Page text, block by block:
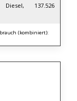
Diesel, 137.526
(kombiniert):